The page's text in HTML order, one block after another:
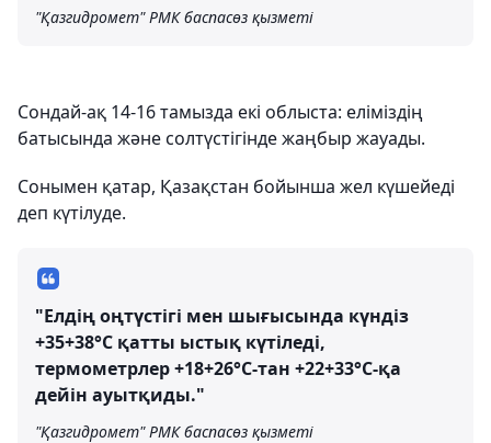
"Қазгидромет" РМК баспасөз қызметі
Сондай-ақ 14-16 тамызда екі облыста: еліміздің
батысында және солтүстігінде жаңбыр жауады.
Сонымен қатар, Қазақстан бойынша жел күшейеді
деп күтілуде.
"Елдің оңтүстігі мен шығысында күндіз
+35+38°C қатты ыстық күтіледі,
термометрлер +18+26°C-тан +22+33°C-қа
дейін ауытқиды."
"Қазгидромет" РМК баспасөз қызметі